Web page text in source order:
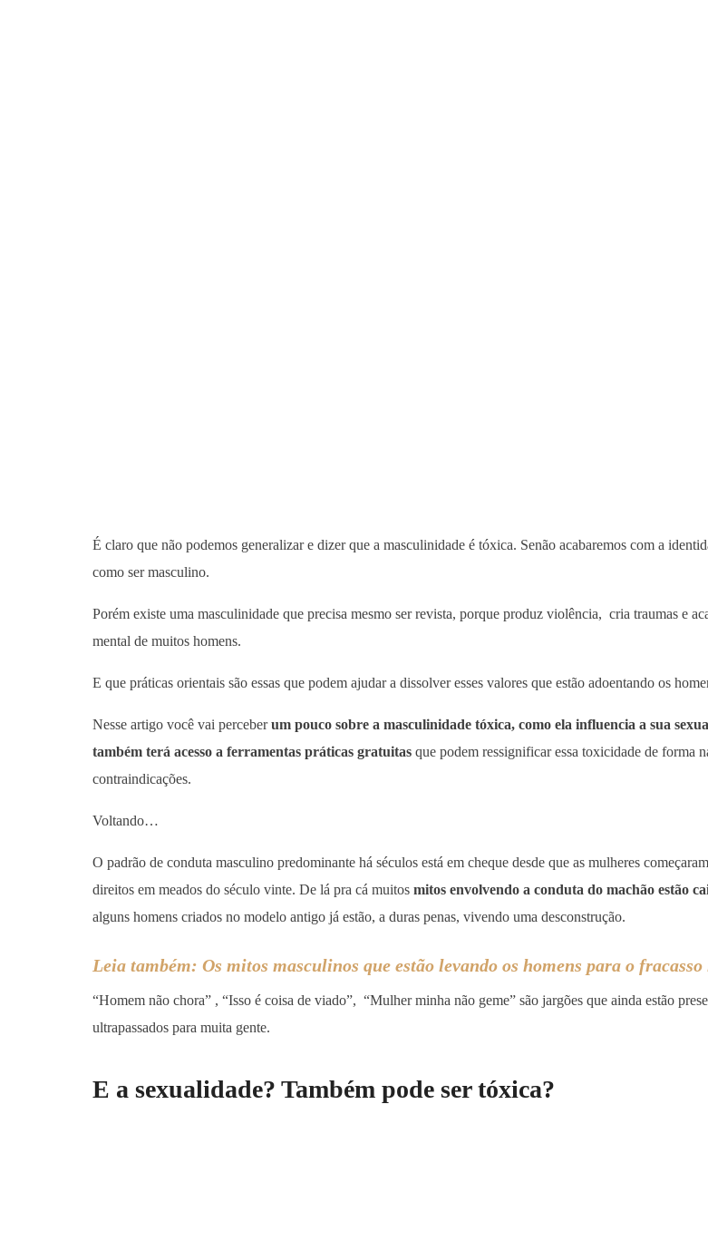
É claro que não podemos generalizar e dizer que a masculinidade é tóxica. Senão acabaremos com a
como ser masculino.
Porém existe uma masculinidade que precisa mesmo ser revista, porque produz violência, cria traumas e
mental de muitos homens.
E que práticas orientais são essas que podem ajudar a dissolver esses valores que estão adoentando os
Nesse artigo você vai perceberum pouco sobre a masculinidade tóxica, como ela influencia a sua
também terá acesso a ferramentas práticas gratuitas que podem ressignificar essa toxicidade de forma
contraindicações.
Voltando…
O padrão de conduta masculino predominante há séculos está em cheque desde que as mulheres
direitos em meados do século vinte. De lá pra cá muitos mitos envolvendo a conduta do machão estão
alguns homens criados no modelo antigo já estão, a duras penas, vivendo uma desconstrução.
Leia também: Os mitos masculinos que estão levando os homens para o fracasso
“Homem não chora” , “Isso é coisa de viado”, “Mulher minha não geme” são jargões que ainda estão
ultrapassados para muita gente.
E a sexualidade? Também pode ser tóxica?